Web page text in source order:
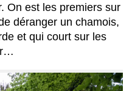
On est les premiers sur
déranger un chamois,
et qui court sur les